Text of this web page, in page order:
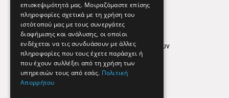
Απόρρητο
Όροι Χρήσης
Πολιτική προστασίας δεδομένων
Findhere
επισκεψιμότητά μας. Μοιραζόμαστε επίσης
πληροφορίες σχετικά με τη χρήση του
ιστότοπού μας με τους συνεργάτες
διαφήμισης και ανάλυσης, οι οποίοι
ενδέχεται να τις συνδυάσουν με άλλες
πληροφορίες που τους έχετε παράσχει ή
που έχουν συλλέξει από τη χρήση των
υπηρεσιών τους από εσάς. Πολιτική
Απορρήτου